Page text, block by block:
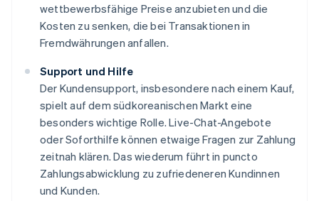
wettbewerbsfähige Preise anzubieten und die
Kosten zu senken, die bei Transaktionen in
Fremdwährungen anfallen.
Support und Hilfe
Der Kundensupport, insbesondere nach einem Kauf,
spielt auf dem südkoreanischen Markt eine
besonders wichtige Rolle. Live-Chat-Angebote
oder Soforthilfe können etwaige Fragen zur Zahlung
zeitnah klären. Das wiederum führt in puncto
Zahlungsabwicklung zu zufriedeneren Kundinnen
und Kunden.